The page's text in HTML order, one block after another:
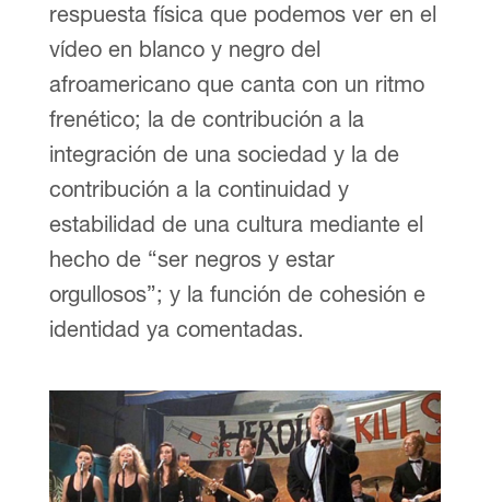
respuesta física que podemos ver en el
vídeo en blanco y negro del
afroamericano que canta con un ritmo
frenético; la de contribución a la
integración de una sociedad y la de
contribución a la continuidad y
estabilidad de una cultura mediante el
hecho de “ser negros y estar
orgullosos”; y la función de cohesión e
identidad ya comentadas.